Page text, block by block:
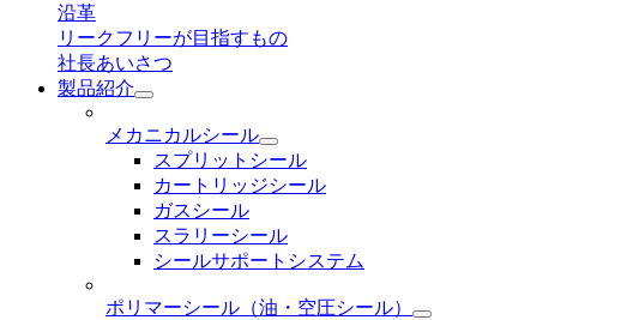
沿革
リークフリーが目指すもの
社長あいさつ
製品紹介
メカニカルシール
スプリットシール
カートリッジシール
ガスシール
スラリーシール
シールサポートシステム
ポリマーシール （油・空圧シール）